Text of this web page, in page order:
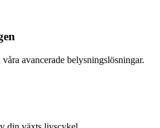
avancerade belysningslösningar.